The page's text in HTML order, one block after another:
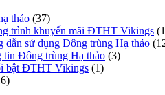
thảo (37)
trình khuyến mãi ĐTHT Vikings
dẫn sử dụng Đông trùng Hạ thảo
tin Đông trùng Hạ thảo (3)
bật ĐTHT Vikings (1)